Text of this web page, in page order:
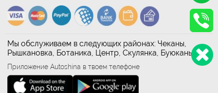
Мы обслуживаем в следующих районах: Чеканы,
Рышкановка, Ботаника, Центр, Скулянка, Буюканы
Приложение Autoshina в твоем телефоне